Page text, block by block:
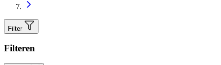
Filter
Filteren